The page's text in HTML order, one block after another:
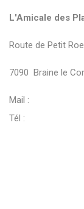
L'Amicale des
Route de Petit
7090 Braine le
Mail :
Tél :